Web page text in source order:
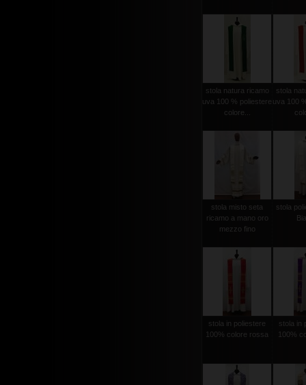
stola natura ricamo
uva 100 % poliestere
colore...
stola
uva 100
stola misto seta
ricamo a mano oro
mezzo fino
stola
stola in poliestere
100% colore rossa
stola in
100%